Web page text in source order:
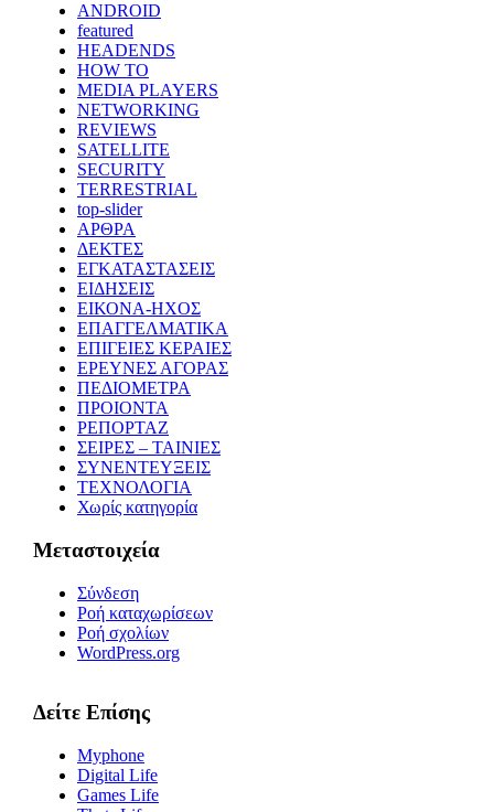
ANDROID
featured
HEADENDS
HOW TO
MEDIA PLAYERS
NETWORKING
REVIEWS
SATELLITE
SECURITY
TERRESTRIAL
top-slider
ΑΡΘΡΑ
ΔΕΚΤΕΣ
ΕΓΚΑΤΑΣΤΑΣΕΙΣ
ΕΙΔΗΣΕΙΣ
ΕΙΚΟΝΑ-ΗΧΟΣ
ΕΠΑΓΓΕΛΜΑΤΙΚΑ
ΕΠΙΓΕΙΕΣ ΚΕΡΑΙΕΣ
ΕΡΕΥΝΕΣ ΑΓΟΡΑΣ
ΠΕΔΙΟΜΕΤΡΑ
ΠΡΟΙΟΝΤΑ
ΡΕΠΟΡΤΑΖ
ΣΕΙΡΕΣ – ΤΑΙΝΙΕΣ
ΣΥΝΕΝΤΕΥΞΕΙΣ
ΤΕΧΝΟΛΟΓΙΑ
Χωρίς κατηγορία
Μεταστοιχεία
Σύνδεση
Ροή καταχωρίσεων
Ροή σχολίων
WordPress.org
Δείτε Επίσης
Myphone
Digital Life
Games Life